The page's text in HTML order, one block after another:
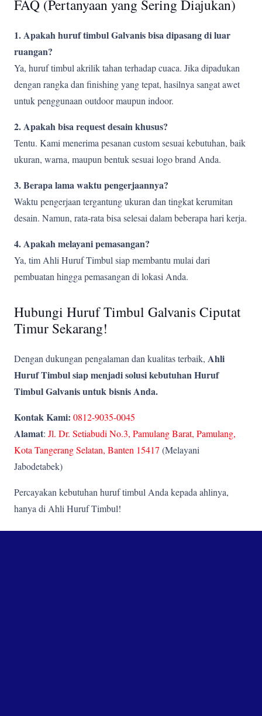
FAQ (Pertanyaan yang Sering Diajukan)
1. Apakah huruf timbul Galvanis bisa dipasang di luar
ruangan?
Ya, huruf timbul akrilik tahan terhadap cuaca. Jika dipadukan
dengan rangka dan finishing yang tepat, hasilnya sangat awet
untuk penggunaan outdoor maupun indoor.
2. Apakah bisa request desain khusus?
Tentu. Kami menerima pesanan custom sesuai kebutuhan, baik
ukuran, warna, maupun bentuk sesuai logo brand Anda.
3. Berapa lama waktu pengerjaannya?
Waktu pengerjaan tergantung ukuran dan tingkat kerumitan
desain. Namun, rata-rata bisa selesai dalam beberapa hari kerja.
4. Apakah melayani pemasangan?
Ya, tim Ahli Huruf Timbul siap membantu mulai dari
pembuatan hingga pemasangan di lokasi Anda.
Hubungi Huruf Timbul Galvanis Ciputat
Timur Sekarang!
Dengan dukungan pengalaman dan kualitas terbaik, Ahli
Huruf Timbul siap menjadi solusi kebutuhan Huruf
Timbul Galvanis untuk bisnis Anda.
Kontak Kami: 0812-9035-0045
Alamat: Jl. Dr. Setiabudi No.3, Pamulang Barat, Pamulang,
Kota Tangerang Selatan, Banten 15417 (Melayani
Jabodetabek)
Percayakan kebutuhan huruf timbul Anda kepada ahlinya,
hanya di Ahli Huruf Timbul!